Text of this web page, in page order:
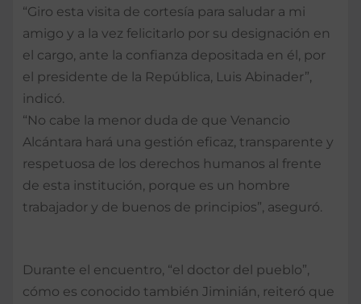
“Giro esta visita de cortesía para saludar a mi
amigo y a la vez felicitarlo por su designación en
el cargo, ante la confianza depositada en él, por
el presidente de la República, Luis Abinader”,
indicó.
“No cabe la menor duda de que Venancio
Alcántara hará una gestión eficaz, transparente y
respetuosa de los derechos humanos al frente
de esta institución, porque es un hombre
trabajador y de buenos de principios”, aseguró.
Durante el encuentro, “el doctor del pueblo”,
cómo es conocido también Jiminián, reiteró que